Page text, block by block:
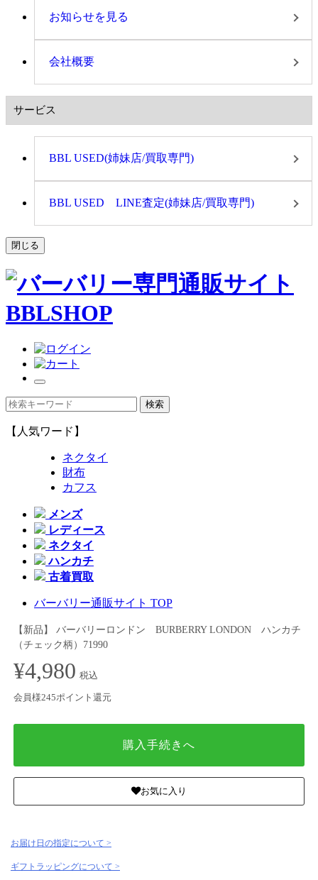
お知らせを見る
会社概要
サービス
BBL USED(姉妹店/買取専門)
BBL USED LINE査定(姉妹店/買取専門)
閉じる
【人気ワード】
ネクタイ
財布
カフス
メンズ
レディース
ネクタイ
ハンカチ
古着買取
バーバリー通販サイト TOP
【新品】 バーバリーロンドン BURBERRY LONDON ハンカチ
（チェック柄）71990
¥4,980 税込
会員様245ポイント還元
購入手続きへ
お気に入り
お届け日の指定について >
ギフトラッピングについて >